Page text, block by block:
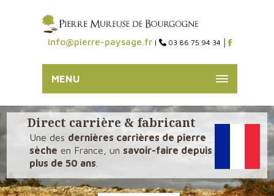
info@pierre-paysage.fr| 03 86 75 94 34 │
MENU
Direct carrière & fabricant
Une des dernières carrières de pierre
sèche en France, un savoir-faire depuis
plus de 50 ans